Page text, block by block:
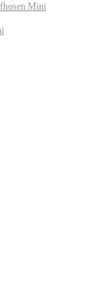
Mini